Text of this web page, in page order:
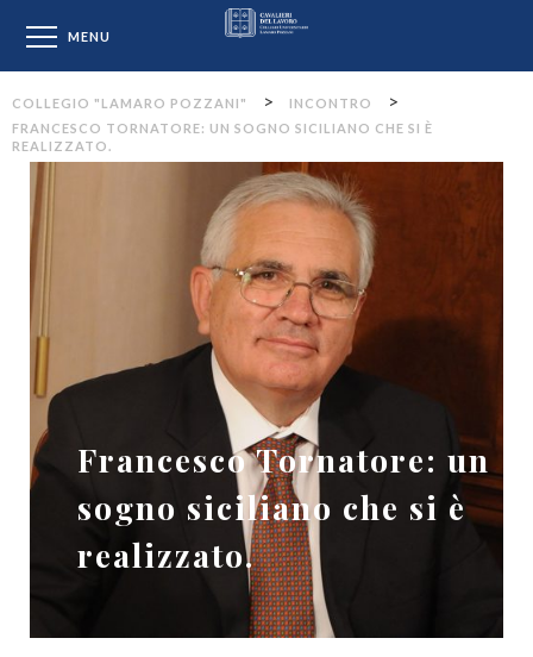
MENU
COLLEGIO "LAMARO POZZANI" > INCONTRO >
FRANCESCO TORNATORE: UN SOGNO SICILIANO CHE SI È
REALIZZATO.
Francesco Tornatore: un
sogno siciliano che si è
realizzato.